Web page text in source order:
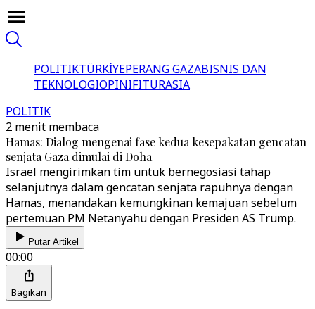
POLITIKTÜRKİYEPERANG GAZABISNIS DAN
TEKNOLOGIOPINIFITURASIA
POLITIK
2 menit membaca
Hamas: Dialog mengenai fase kedua kesepakatan gencatan
senjata Gaza dimulai di Doha
Israel mengirimkan tim untuk bernegosiasi tahap
selanjutnya dalam gencatan senjata rapuhnya dengan
Hamas, menandakan kemungkinan kemajuan sebelum
pertemuan PM Netanyahu dengan Presiden AS Trump.
Putar Artikel
00:00
Bagikan